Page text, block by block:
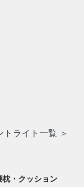
トライト一覧 ＞
枕・クッション